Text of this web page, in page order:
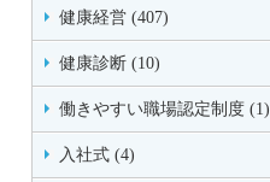
健康経営 (407)
健康診断 (10)
働きやすい職場認定制度 (1)
入社式 (4)